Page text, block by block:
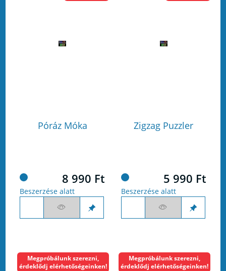
Póráz Móka
8 990 Ft
Beszerzése alatt
Zigzag Puzzler
5 990 Ft
Beszerzése alatt
Megpróbálunk szerezni,
érdeklődj elérhetőségeinken!
Megpróbálunk szerezni,
érdeklődj elérhetőségeinken!